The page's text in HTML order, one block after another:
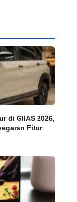
di GIIAS 2026,
Fitur